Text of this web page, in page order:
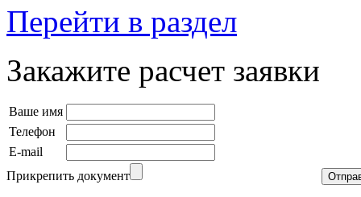
Перейти в раздел
Закажите расчет заявки
Ваше имя
Телефон
E-mail
Прикрепить документ